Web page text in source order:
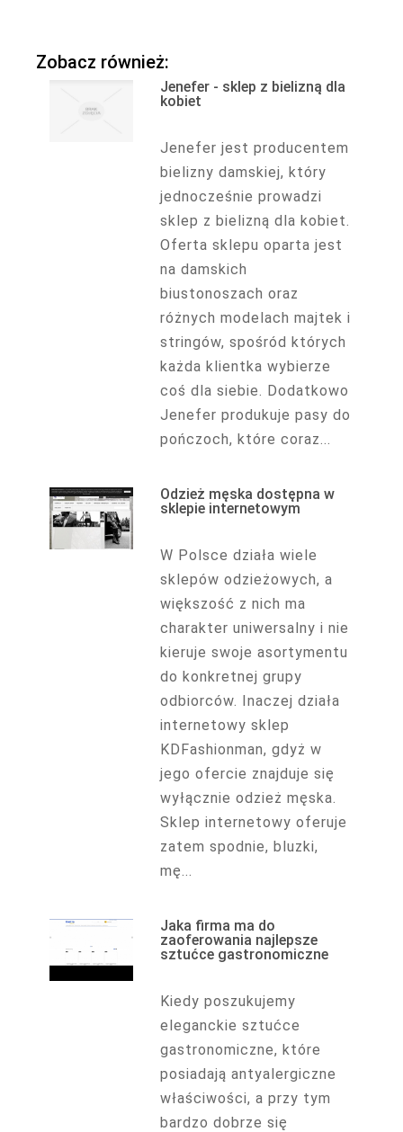
Zobacz również:
Jenefer - sklep z bielizną dla
kobiet
Jenefer jest producentem
bielizny damskiej, który
jednocześnie prowadzi
sklep z bielizną dla kobiet.
Oferta sklepu oparta jest
na damskich
biustonoszach oraz
różnych modelach majtek i
stringów, spośród których
każda klientka wybierze
coś dla siebie. Dodatkowo
Jenefer produkuje pasy do
pończoch, które coraz...
Odzież męska dostępna w
sklepie internetowym
W Polsce działa wiele
sklepów odzieżowych, a
większość z nich ma
charakter uniwersalny i nie
kieruje swoje asortymentu
do konkretnej grupy
odbiorców. Inaczej działa
internetowy sklep
KDFashionman, gdyż w
jego ofercie znajduje się
wyłącznie odzież męska.
Sklep internetowy oferuje
zatem spodnie, bluzki,
mę...
Jaka firma ma do
zaoferowania najlepsze
sztućce gastronomiczne
Kiedy poszukujemy
eleganckie sztućce
gastronomiczne, które
posiadają antyalergiczne
właściwości, a przy tym
bardzo dobrze się